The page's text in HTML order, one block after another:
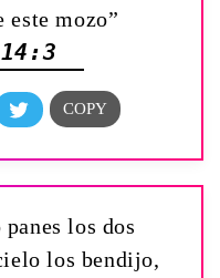
este mozo”
14:3
los dos
los bendijo,